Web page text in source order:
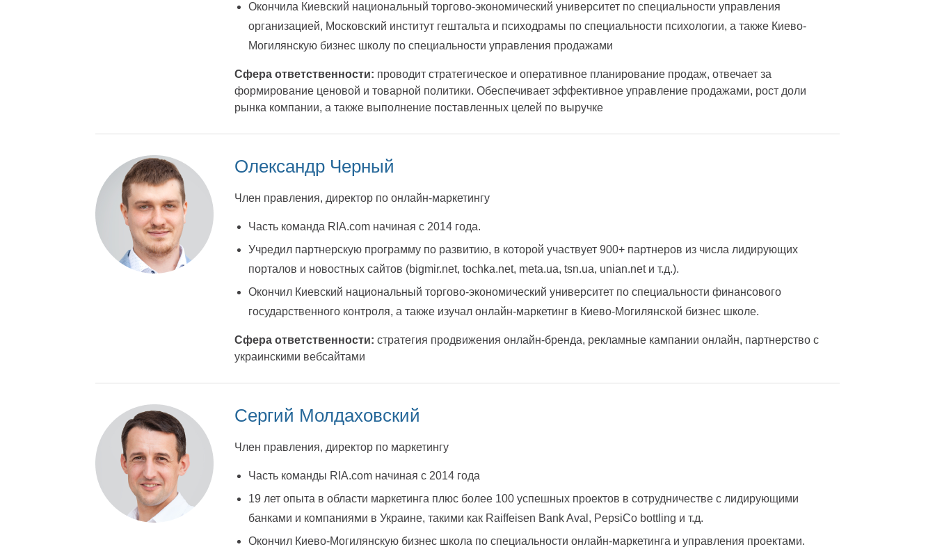
Окончила Киевский национальный торгово-экономический университет по специальности управления
организацией, Московский институт гештальта и психодрамы по специальности психологии, а также Киево-
Могилянскую бизнес школу по специальности управления продажами
Сфера ответственности: проводит стратегическое и оперативное планирование продаж, отвечает за
формирование ценовой и товарной политики. Обеспечивает эффективное управление продажами, рост доли
рынка компании, а также выполнение поставленных целей по выручке
Олександр Черный
Член правления, директор по онлайн-маркетингу
Часть команда RIA.com начиная с 2014 года.
Учредил партнерскую программу по развитию, в которой участвует 900+ партнеров из числа лидирующих
порталов и новостных сайтов (bigmir.net, tochka.net, meta.ua, tsn.ua, unian.net и т.д.).
Окончил Киевский национальный торгово-экономический университет по специальности финансового
государственного контроля, а также изучал онлайн-маркетинг в Киево-Могилянской бизнес школе.
Сфера ответственности: стратегия продвижения онлайн-бренда, рекламные кампании онлайн, партнерство с
украинскими вебсайтами
Сергий Молдаховский
Член правления, директор по маркетингу
Часть команды RIA.com начиная с 2014 года
19 лет опыта в области маркетинга плюс более 100 успешных проектов в сотрудничестве с лидирующими
банками и компаниями в Украине, такими как Raiffeisen Bank Aval, PepsiCo bottling и т.д.
Окончил Киево-Могилянскую бизнес школа по специальности онлайн-маркетинга и управления проектами.